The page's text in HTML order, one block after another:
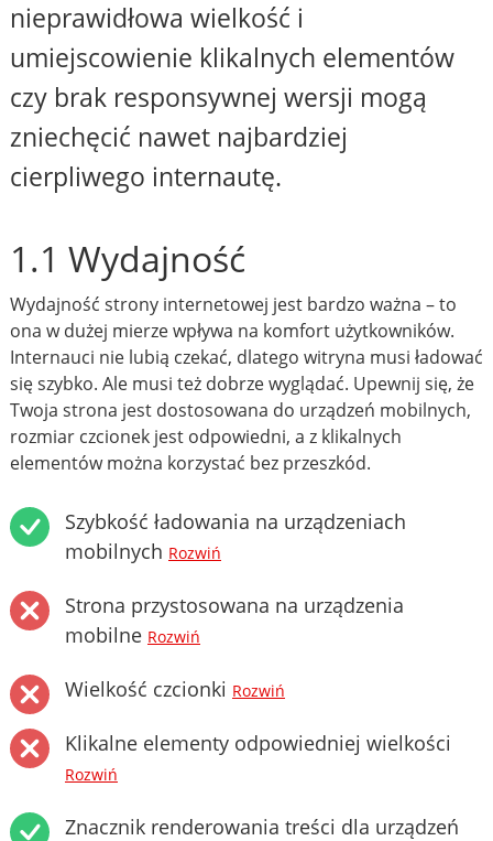
nieprawidłowa wielkość i
umiejscowienie klikalnych elementów
czy brak responsywnej wersji mogą
zniechęcić nawet najbardziej
cierpliwego internautę.
1.1 Wydajność
Wydajność strony internetowej jest bardzo ważna – to
ona w dużej mierze wpływa na komfort użytkowników.
Internauci nie lubią czekać, dlatego witryna musi ładować
się szybko. Ale musi też dobrze wyglądać. Upewnij się, że
Twoja strona jest dostosowana do urządzeń mobilnych,
rozmiar czcionek jest odpowiedni, a z klikalnych
elementów można korzystać bez przeszkód.
Szybkość ładowania na urządzeniach
mobilnych Rozwiń
Strona przystosowana na urządzenia
mobilne Rozwiń
Wielkość czcionki Rozwiń
Klikalne elementy odpowiedniej wielkości
Rozwiń
Znacznik renderowania treści dla urządzeń